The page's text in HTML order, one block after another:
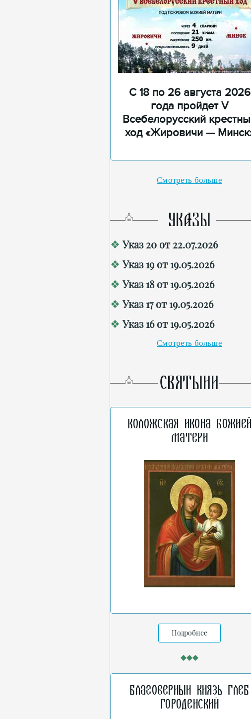
С 18 по 26 августа 2026
года пройдет V
Всебелорусский
ход «Жировичи —
Смотреть больше
УКАЗЫ
Указ 20 от 22.07.2026
Указ 19 от 19.05.2026
Указ 18 от 19.05.2026
Указ 17 от 19.05.2026
Указ 16 от 19.05.2026
Смотреть больше
СВЯТЫНИ
Коложская икона
Матери
Подробнее
Благоверный князь Глеб
Городенский